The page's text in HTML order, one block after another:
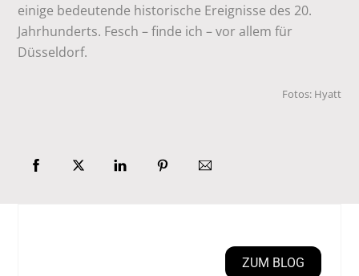
einige bedeutende historische Ereignisse des 20.
Jahrhunderts. Fesch – finde ich – vor allem für
Düsseldorf.
Fotos: Hyatt
ZUM BLOG